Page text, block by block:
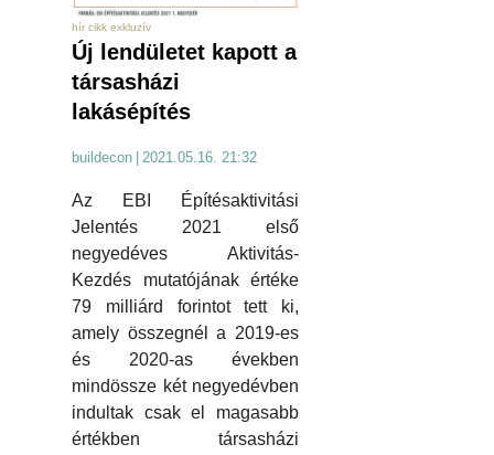
hír cikk exkluzív
Új lendületet kapott a
társasházi
lakásépítés
buildecon 2021.05.16. 21:32
Az EBI Építésaktivitási
Jelentés 2021 első
negyedéves Aktivitás-
Kezdés mutatójának értéke
79 milliárd forintot tett ki,
amely összegnél a 2019-es
és 2020-as években
mindössze két negyedévben
indultak csak el magasabb
értékben társasházi